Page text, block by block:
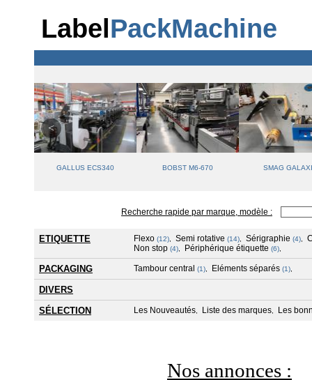
Label PackMachine
GALLUS ECS340 BOBST M6-670 SMAG
Recherche rapide par marque, modèle :
ETIQUETTE Flexo (12) Semi rotative (14) Sérigraphie (4)
Non stop (4) Périphérique étiquette (6)
PACKAGING Tambour central (1) Eléments séparés (1)
DIVERS
SÉLECTION
Les Nouveautés Liste des marques Les
Nos annonces :